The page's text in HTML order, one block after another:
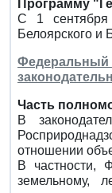
Программу
С 1 сентября
Белоярского и
Часть
В
отношении
В частности,
земельному,